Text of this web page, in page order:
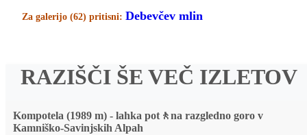
Za galerijo (62) pritisni: Debevčev mlin
RAZIŠČI ŠE VEČ IZLETOV
Kompotela (1989 m) - lahka pot🚶na razgledno goro v
Kamniško-Savinjskih Alpah